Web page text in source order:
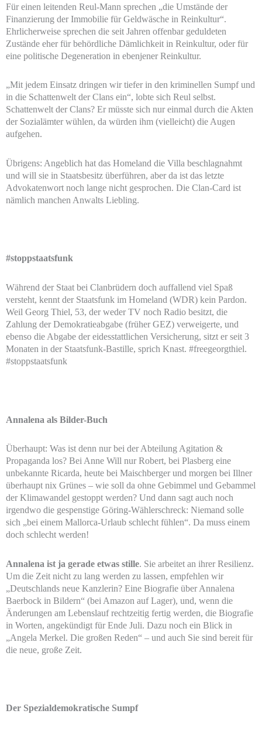
Für einen leitenden Reul-Mann sprechen „die Umstände der
Finanzierung der Immobilie für Geldwäsche in Reinkultur“.
Ehrlicherweise sprechen die seit Jahren offenbar geduldeten
Zustände eher für behördliche Dämlichkeit in Reinkultur, oder für
eine politische Degeneration in ebenjener Reinkultur.
„Mit jedem Einsatz dringen wir tiefer in den kriminellen Sumpf und
in die Schattenwelt der Clans ein“, lobte sich Reul selbst.
Schattenwelt der Clans? Er müsste sich nur einmal durch die Akten
der Sozialämter wühlen, da würden ihm (vielleicht) die Augen
aufgehen.
Übrigens: Angeblich hat das Homeland die Villa beschlagnahmt
und will sie in Staatsbesitz überführen, aber da ist das letzte
Advokatenwort noch lange nicht gesprochen. Die Clan-Card ist
nämlich manchen Anwalts Liebling.
#stoppstaatsfunk
Während der Staat bei Clanbrüdern doch auffallend viel Spaß
versteht, kennt der Staatsfunk im Homeland (WDR) kein Pardon.
Weil Georg Thiel, 53, der weder TV noch Radio besitzt, die
Zahlung der Demokratieabgabe (früher GEZ) verweigerte, und
ebenso die Abgabe der eidesstattlichen Versicherung, sitzt er seit 3
Monaten in der Staatsfunk-Bastille, sprich Knast. #freegeorgthiel.
#stoppstaatsfunk
Annalena als Bilder-Buch
Überhaupt: Was ist denn nur bei der Abteilung Agitation &
Propaganda los? Bei Anne Will nur Robert, bei Plasberg eine
unbekannte Ricarda, heute bei Maischberger und morgen bei Illner
überhaupt nix Grünes – wie soll da ohne Gebimmel und Gebammel
der Klimawandel gestoppt werden? Und dann sagt auch noch
irgendwo die gespenstige Göring-Wählerschreck: Niemand solle
sich „bei einem Mallorca-Urlaub schlecht fühlen“. Da muss einem
doch schlecht werden!
Annalena ist ja gerade etwas stille. Sie arbeitet an ihrer Resilienz.
Um die Zeit nicht zu lang werden zu lassen, empfehlen wir
„Deutschlands neue Kanzlerin? Eine Biografie über Annalena
Baerbock in Bildern“ (bei Amazon auf Lager), und, wenn die
Änderungen am Lebenslauf rechtzeitig fertig werden, die Biografie
in Worten, angekündigt für Ende Juli. Dazu noch ein Blick in
„Angela Merkel. Die großen Reden“ – und auch Sie sind bereit für
die neue, große Zeit.
Der Spezialdemokratische Sumpf